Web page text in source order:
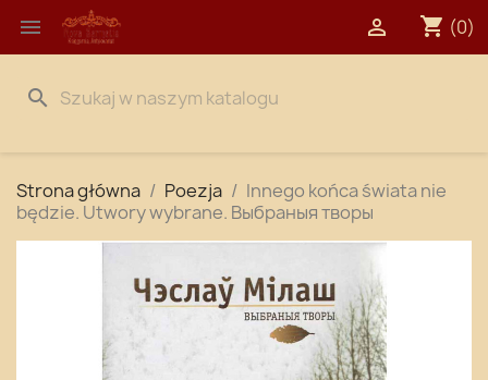
 shopping_cart (0)

search
Strona główna Poezja
Innego końca świata nie
będzie. Utwory wybrane. Выбраныя творы